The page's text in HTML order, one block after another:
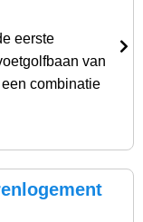
eerste
van
combinatie